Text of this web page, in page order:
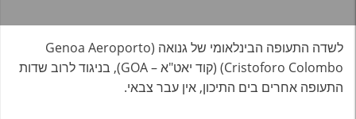
לשדה התעופה הבינלאומי של גנואה (Genoa Aeroporto
Cristoforo Colombo) (קוד יאט"א – GOA), בניגוד לרוב שדות
התעופה אחרים בים התיכון, אין עבר צבאי.